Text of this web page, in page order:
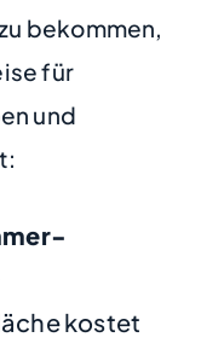
bekommen,
für
und
kostet